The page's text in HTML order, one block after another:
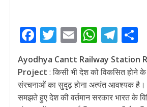
F
ac
e
b
o
T
w
itt
er
E
m
ai
l
W
at
s
A
T
el
e
gr
a
S
h
e
Ayodhya Cantt Railway Station
Project : किसी भी देश को विकसित होने
संरचनाओं का सुदृढ़ होना अत्यंत आवश्यक है।
समझते हुए देश की वर्तमान सरकार भारत के